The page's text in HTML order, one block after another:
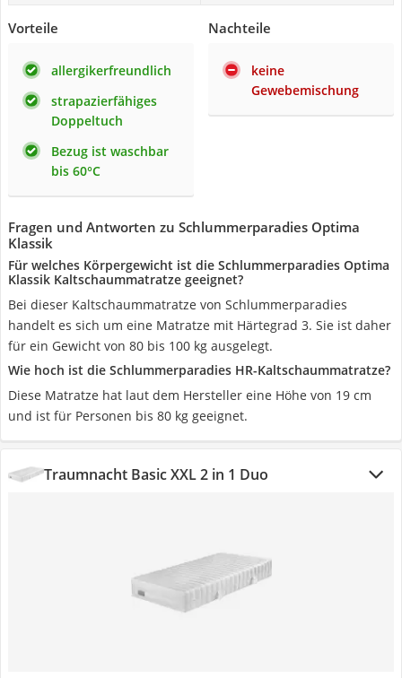
Vorteile
allergikerfreundlich
strapazierfähiges
Doppeltuch
Bezug ist waschbar
bis 60°C
Nachteile
keine
Gewebemischung
Fragen und Antworten zu Schlummerparadies Optima
Klassik
Für welches Körpergewicht ist die Schlummerparadies Optima
Klassik Kaltschaummatratze geeignet?
Bei dieser Kaltschaummatratze von Schlummerparadies
handelt es sich um eine Matratze mit Härtegrad 3. Sie ist daher
für ein Gewicht von 80 bis 100 kg ausgelegt.
Wie hoch ist die Schlummerparadies HR-Kaltschaummatratze?
Diese Matratze hat laut dem Hersteller eine Höhe von 19 cm
und ist für Personen bis 80 kg geeignet.
Traumnacht Basic XXL 2 in 1 Duo